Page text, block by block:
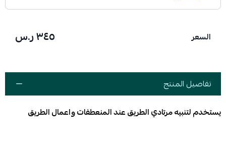
السعر ٣٤٥ ر.س
تفاصيل المنتج
يستخدم لتنبيه مرتادي الطريق عند المنعطفات واعمال الطريق